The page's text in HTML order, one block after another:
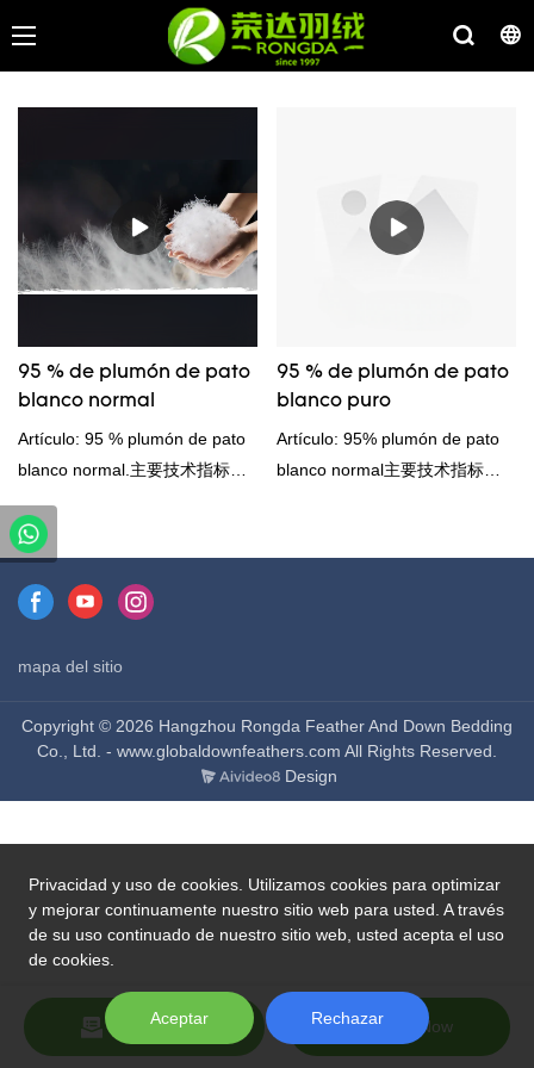
95 % de plumón de pato
blanco normal
Artículo: 95 % plumón de pato
blanco normal.主要技术指标
Detalle del contenido: Estándar
de prueba: GB/T 14272-2021检
测方法Método de prueba: GB/T
10288-2016
95 % de plumón de pato
blanco puro
Artículo: 95% plumón de pato
blanco normal主要技术指标
测方法Método de prueba: GB/T
mapa del sitio
Copyright © 2026 Hangzhou Rongda Feather And Down Bedding
Co., Ltd. - www.globaldownfeathers.com All Rights Reserved.
Design
Send Inquiry Chat Now
Privacidad y uso de cookies. Utilizamos cookies para optimizar
y mejorar continuamente nuestro sitio web para usted. A través
de su uso continuado de nuestro sitio web, usted acepta el uso
de cookies.
Aceptar Rechazar